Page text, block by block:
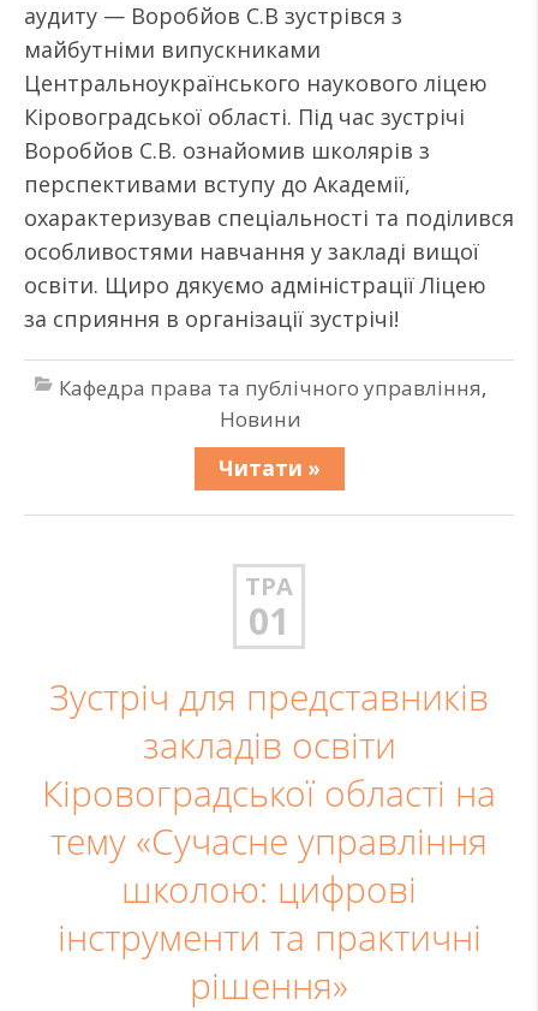
аудиту — Воробйов С.В зустрівся з
майбутніми випускниками
Центральноукраїнського наукового ліцею
Кіровоградської області. Під час зустрічі
Воробйов С.В. ознайомив школярів з
перспективами вступу до Академії,
охарактеризував спеціальності та поділився
особливостями навчання у закладі вищої
освіти. Щиро дякуємо адміністрації Ліцею
за сприяння в організації зустрічі!
Кафедра права та публічного управління,
Новини
Читати »
ТРА
01
Зустріч для представників
закладів освіти
Кіровоградської області на
тему «Сучасне управління
школою: цифрові
інструменти та практичні
рішення»